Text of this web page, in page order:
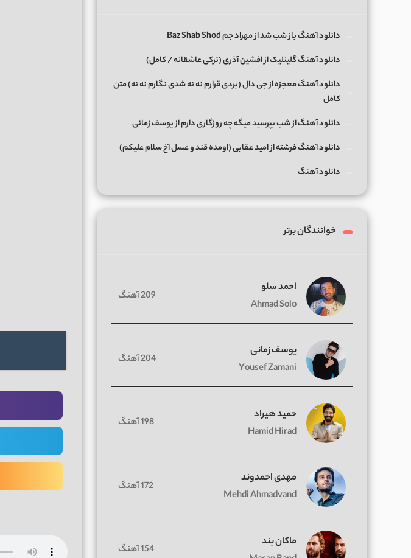
دانلود آهنگ باز شب شد از مهراد جم Baz Shab Shod
دانلود آهنگ گلینلیک از افشین آذری (ترکی عاشقانه / کامل)
دانلود آهنگ معجزه از جی دال (بردی قرارم نه نه شدی نگارم نه نه) متن
کامل
دانلود آهنگ از شب بپرسید میگه چه روزگاری دارم از یوسف زمانی
دانلود آهنگ فرشته از امید عقابی (اومده قند و عسل آخ سلام علیکم)
دانلود آهنگ
خوانندگان برتر
احمد سلو
Ahmad Solo
209 آهنگ
یوسف زمانی
Yousef Zamani
204 آهنگ
حمید هیراد
Hamid Hirad
198 آهنگ
مهدی احمدوند
Mehdi Ahmadvand
172 آهنگ
ماکان بند
154 آهنگ